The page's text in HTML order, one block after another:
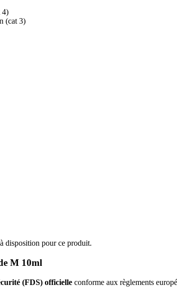
4)
(cat 3)
disposition pour ce produit.
M 10ml
(FDS) officielle conforme aux règlements